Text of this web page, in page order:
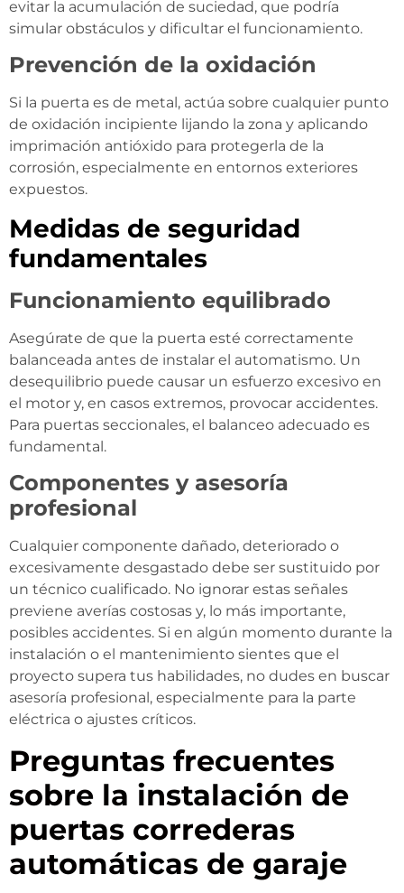
evitar la acumulación de suciedad, que podría
simular obstáculos y dificultar el funcionamiento.
Prevención de la oxidación
Si la puerta es de metal, actúa sobre cualquier punto
de oxidación incipiente lijando la zona y aplicando
imprimación antióxido para protegerla de la
corrosión, especialmente en entornos exteriores
expuestos.
Medidas de seguridad
fundamentales
Funcionamiento equilibrado
Asegúrate de que la puerta esté correctamente
balanceada antes de instalar el automatismo. Un
desequilibrio puede causar un esfuerzo excesivo en
el motor y, en casos extremos, provocar accidentes.
Para puertas seccionales, el balanceo adecuado es
fundamental.
Componentes y asesoría
profesional
Cualquier componente dañado, deteriorado o
excesivamente desgastado debe ser sustituido por
un técnico cualificado. No ignorar estas señales
previene averías costosas y, lo más importante,
posibles accidentes. Si en algún momento durante la
instalación o el mantenimiento sientes que el
proyecto supera tus habilidades, no dudes en buscar
asesoría profesional, especialmente para la parte
eléctrica o ajustes críticos.
Preguntas frecuentes
sobre la instalación de
puertas correderas
automáticas de garaje